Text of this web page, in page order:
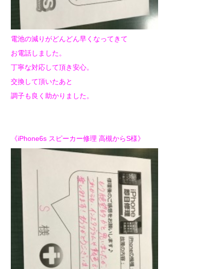
電池の減りがどんどん早くなってきて
お電話しました。
丁寧な対応して頂き安心。
交換して頂いたあと
調子も良く助かりました。
《iPhone6s スピーカー修理 高槻からS様》